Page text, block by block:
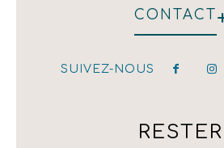
QUI NOUS
NOS CLIENTS
DÉCORATION
CONTACT
T:(+30) 210 323 4833 / (+30)
(+30) 210 342
SUIVEZ-NOUS
RESTER